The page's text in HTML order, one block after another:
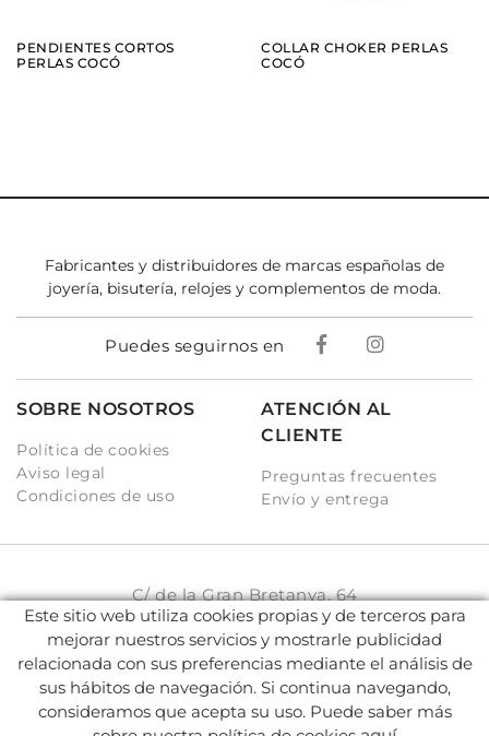
PENDIENTES CORTOS
PERLAS COCÓ
COLLAR CHOKER PERLAS
COCÓ
Fabricantes y distribuidores de marcas españolas de
joyería, bisutería, relojes y complementos de moda.
Puedes seguirnos en
SOBRE NOSOTROS
Política de cookies
Aviso legal
Condiciones de uso
ATENCIÓN AL
CLIENTE
Preguntas frecuentes
Envío y entrega
C/ de la Gran Bretanya, 64
08917 Badalona (BCN)
931 93 33 77
info@karambake.com
Este sitio web utiliza cookies propias y de terceros para
mejorar nuestros servicios y mostrarle publicidad
relacionada con sus preferencias mediante el análisis de
sus hábitos de navegación. Si continua navegando,
consideramos que acepta su uso. Puede saber más